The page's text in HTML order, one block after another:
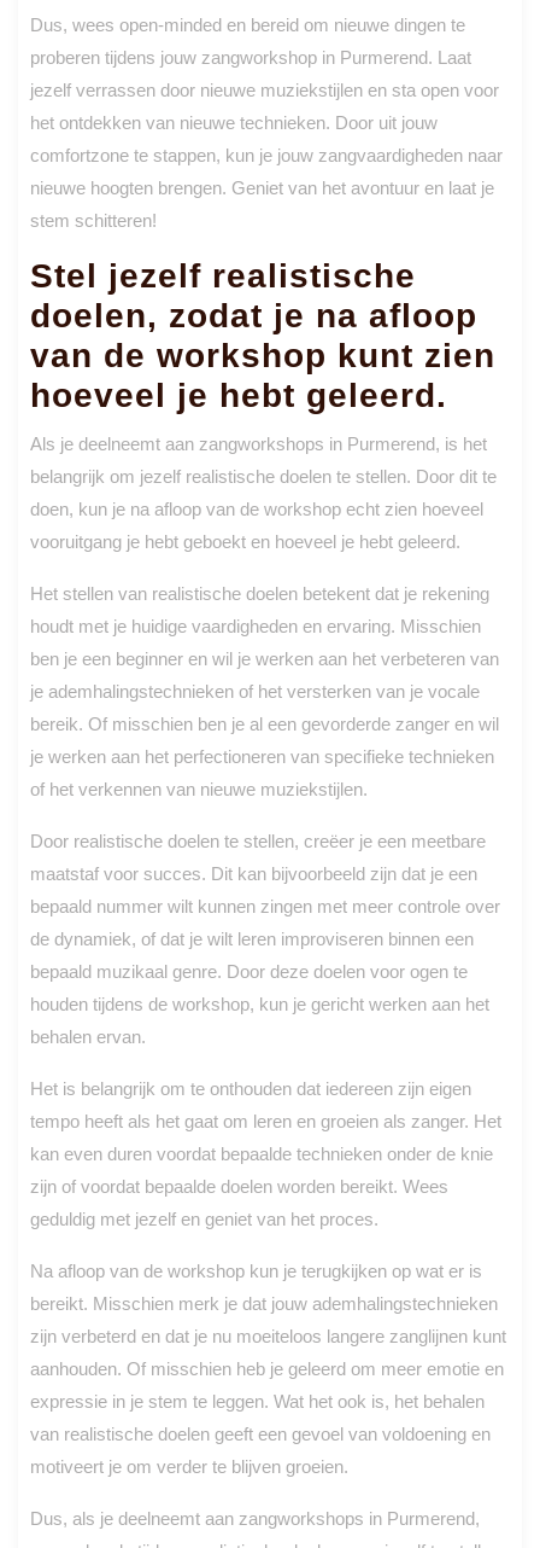
Dus, wees open-minded en bereid om nieuwe dingen te
proberen tijdens jouw zangworkshop in Purmerend. Laat
jezelf verrassen door nieuwe muziekstijlen en sta open voor
het ontdekken van nieuwe technieken. Door uit jouw
comfortzone te stappen, kun je jouw zangvaardigheden naar
nieuwe hoogten brengen. Geniet van het avontuur en laat je
stem schitteren!
Stel jezelf realistische
doelen, zodat je na afloop
van de workshop kunt zien
hoeveel je hebt geleerd.
Als je deelneemt aan zangworkshops in Purmerend, is het
belangrijk om jezelf realistische doelen te stellen. Door dit te
doen, kun je na afloop van de workshop echt zien hoeveel
vooruitgang je hebt geboekt en hoeveel je hebt geleerd.
Het stellen van realistische doelen betekent dat je rekening
houdt met je huidige vaardigheden en ervaring. Misschien
ben je een beginner en wil je werken aan het verbeteren van
je ademhalingstechnieken of het versterken van je vocale
bereik. Of misschien ben je al een gevorderde zanger en wil
je werken aan het perfectioneren van specifieke technieken
of het verkennen van nieuwe muziekstijlen.
Door realistische doelen te stellen, creëer je een meetbare
maatstaf voor succes. Dit kan bijvoorbeeld zijn dat je een
bepaald nummer wilt kunnen zingen met meer controle over
de dynamiek, of dat je wilt leren improviseren binnen een
bepaald muzikaal genre. Door deze doelen voor ogen te
houden tijdens de workshop, kun je gericht werken aan het
behalen ervan.
Het is belangrijk om te onthouden dat iedereen zijn eigen
tempo heeft als het gaat om leren en groeien als zanger. Het
kan even duren voordat bepaalde technieken onder de knie
zijn of voordat bepaalde doelen worden bereikt. Wees
geduldig met jezelf en geniet van het proces.
Na afloop van de workshop kun je terugkijken op wat er is
bereikt. Misschien merk je dat jouw ademhalingstechnieken
zijn verbeterd en dat je nu moeiteloos langere zanglijnen kunt
aanhouden. Of misschien heb je geleerd om meer emotie en
expressie in je stem te leggen. Wat het ook is, het behalen
van realistische doelen geeft een gevoel van voldoening en
motiveert je om verder te blijven groeien.
Dus, als je deelneemt aan zangworkshops in Purmerend,